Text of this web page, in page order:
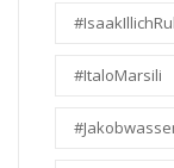
#ItaloMarsili